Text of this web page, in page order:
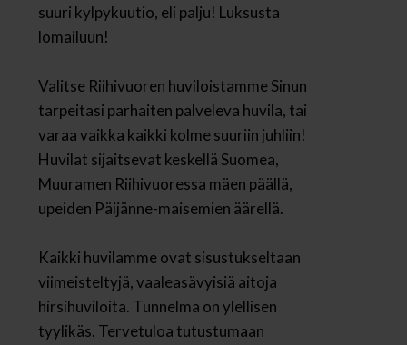
suuri kylpykuutio, eli palju! Luksusta
lomailuun!
Valitse Riihivuoren huviloistamme Sinun
tarpeitasi parhaiten palveleva huvila, tai
varaa vaikka kaikki kolme suuriin juhliin!
Huvilat sijaitsevat keskellä Suomea,
Muuramen Riihivuoressa mäen päällä,
upeiden Päijänne-maisemien äärellä.
Kaikki huvilamme ovat sisustukseltaan
viimeisteltyjä, vaaleasävyisiä aitoja
hirsihuviloita. Tunnelma on ylellisen
tyylikäs. Tervetuloa tutustumaan